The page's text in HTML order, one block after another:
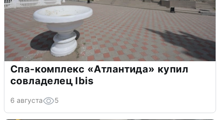
Спа-комплекс «Атлантида» купил
совладелец Ibis
6 августа 5